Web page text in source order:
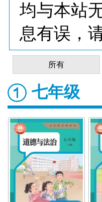
均与本站
息有误，
所有
七年级